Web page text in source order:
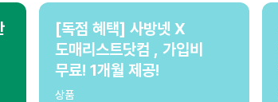
[독점 혜택] 사방넷 X
도매리스트닷컴 , 가입비
무료! 1개월 제공!
상품